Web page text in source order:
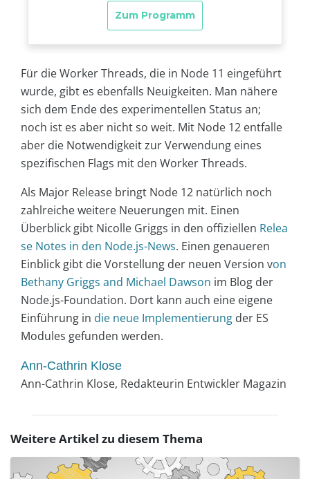
Für die Worker Threads, die in Node 11 eingeführt
wurde, gibt es ebenfalls Neuigkeiten. Man nähere
sich dem Ende des experimentellen Status an;
noch ist es aber nicht so weit. Mit Node 12 entfalle
aber die Notwendigkeit zur Verwendung eines
spezifischen Flags mit den Worker Threads.
Als Major Release bringt Node 12 natürlich noch
zahlreiche weitere Neuerungen mit. Einen
Überblick gibt Nicolle Griggs in den offiziellen Relea
se Notes in den Node.js-News. Einen genaueren
Einblick gibt die Vorstellung der neuen Version von
Bethany Griggs and Michael Dawson im Blog der
Node.js-Foundation. Dort kann auch eine eigene
Einführung in die neue Implementierung der ES
Modules gefunden werden.
Ann-Cathrin Klose
Ann-Cathrin Klose, Redakteurin Entwickler Magazin
Weitere Artikel zu diesem Thema